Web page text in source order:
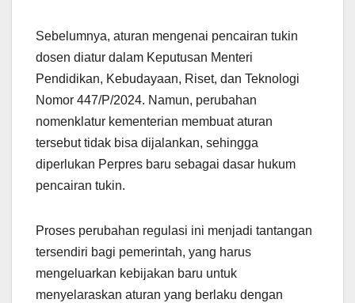
Sebelumnya, aturan mengenai pencairan tukin
dosen diatur dalam Keputusan Menteri
Pendidikan, Kebudayaan, Riset, dan Teknologi
Nomor 447/P/2024. Namun, perubahan
nomenklatur kementerian membuat aturan
tersebut tidak bisa dijalankan, sehingga
diperlukan Perpres baru sebagai dasar hukum
pencairan tukin.
Proses perubahan regulasi ini menjadi tantangan
tersendiri bagi pemerintah, yang harus
mengeluarkan kebijakan baru untuk
menyelaraskan aturan yang berlaku dengan